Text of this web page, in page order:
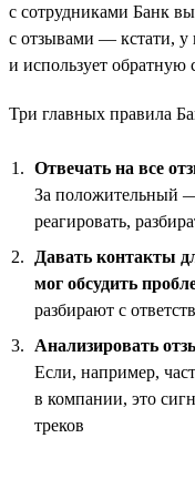
с сотрудниками Банк
с отзывами — кстати, у
и использует обратную
Три главных правила
Отвечать на все
За положительный
реагировать,
Давать контакты
мог обсудить
разбирают с
Анализировать
Если, например,
в компании, это
треков